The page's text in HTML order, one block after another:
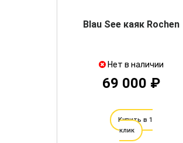
Blau See каяк Rochen
Нет в наличии
69 000 ₽
Купить в 1
клик